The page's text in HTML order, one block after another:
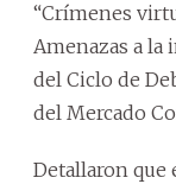
“Crímenes
Amenazas a la
del Ciclo de
del Mercado
Detallaron que